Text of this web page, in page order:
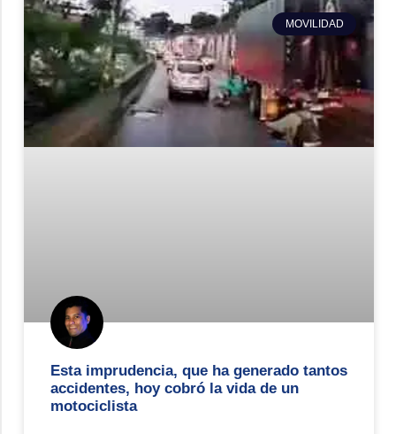
MOVILIDAD
Esta imprudencia, que ha generado tantos
accidentes, hoy cobró la vida de un
motociclista